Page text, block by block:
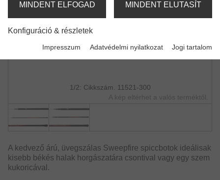
1/2: Cikkszám. 11521-300
A kép eltérhet a valós terméktől.
A kedvező árú, üvegszálas Sweepfire spiccbotok ideálisak
kisebb békés halak horgászatára csontival vagy egy szem
kukoricával.
MINDENT ELFOGAD MINDENT ELUTASÍT
Konfiguráció & részletek
Impresszum Adatvédelmi nyilatkozat Jogi tartalom